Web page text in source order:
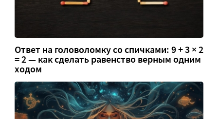
Ответ на головоломку со спичками: 9 + 3 × 2
= 2 — как сделать равенство верным одним
ходом